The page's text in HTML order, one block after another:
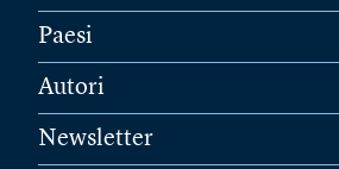
Paesi
Autori
Newsletter